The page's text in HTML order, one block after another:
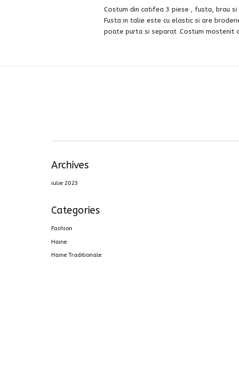
Costum din catifea 3 piese , fusta, brau
Fusta in talie este cu elastic si are
poate purta si separat .Costum mostenit
Archives
iulie 2023
Categories
Fashion
Haine
Haine Traditionale